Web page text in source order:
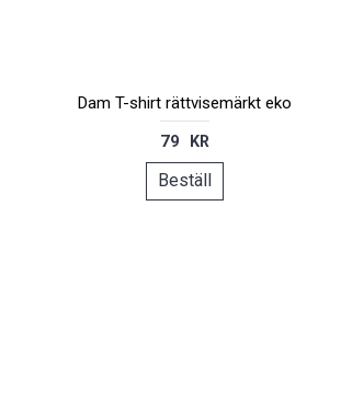
Dam T-shirt rättvisemärkt eko
79 KR
Beställ